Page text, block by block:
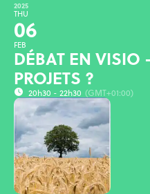
2025
THU
06
FEB
DÉBAT EN VISIO
PROJETS ?
20h30 - 22h30 (GMT+01:00)